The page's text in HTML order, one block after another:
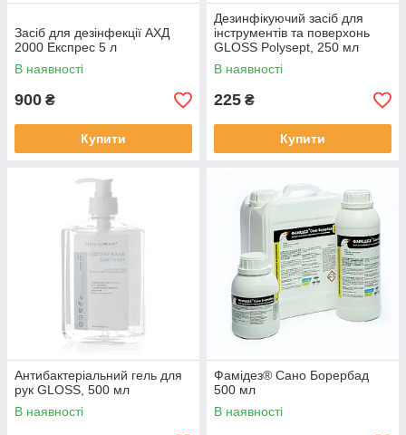
Засіб для дезінфекції АХД
2000 Експрес 5 л
В наявності
900 ₴
Купити
Дезинфікуючий засіб для
інструментів та поверхонь
GLOSS Polysept, 250 мл
В наявності
225 ₴
Купити
Антибактеріальний гель для
рук GLOSS, 500 мл
В наявності
Фамідез® Сано Борербад
500 мл
В наявності